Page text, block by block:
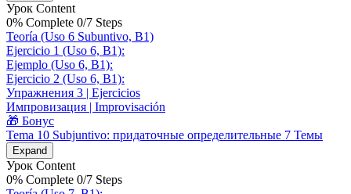
Урок Content
0% Complete 0/7 Steps
Teoría (Uso 6 Subuntivo, B1)
Ejercicio 1 (Uso 6, B1):
Ejemplo (Uso 6, B1):
Ejercicio 2 (Uso 6, B1):
Упражнения 3 | Ejercicios
Импровизация | Improvisación
🎁 Бонус
Tema 10 Subjuntivo: придаточные определительные 7 Темы
Expand
Урок Content
0% Complete 0/7 Steps